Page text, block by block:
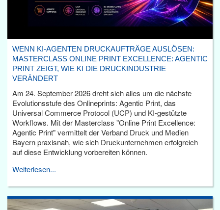
WENN KI-AGENTEN DRUCKAUFTRÄGE AUSLÖSEN:
MASTERCLASS ONLINE PRINT EXCELLENCE: AGENTIC
PRINT ZEIGT, WIE KI DIE DRUCKINDUSTRIE
VERÄNDERT
Am 24. September 2026 dreht sich alles um die nächste
Evolutionsstufe des Onlineprints: Agentic Print, das
Universal Commerce Protocol (UCP) und KI-gestützte
Workflows. Mit der Masterclass "Online Print Excellence:
Agentic Print" vermittelt der Verband Druck und Medien
Bayern praxisnah, wie sich Druckunternehmen erfolgreich
auf diese Entwicklung vorbereiten können.
Weiterlesen...